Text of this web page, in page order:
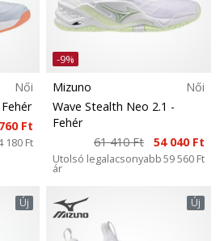
Női
Ft
180 Ft
-9%
Mizuno
Női
Wave Stealth Neo 2.1 -
Fehér
61 410 Ft
54 040 Ft
Utolsó legalacsonyabb
ár
59 560 Ft
Új Új